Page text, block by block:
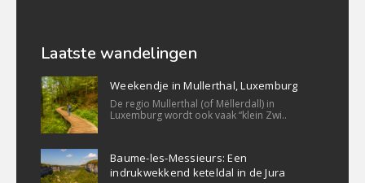
Laatste wandelingen
Weekendje in Mullerthal, Luxemburg
De regio Mullerthal (of Mëllerdall) in
Luxemburg wordt ook vaak “klein Zwi..
Baume-les-Messieurs: Een
indrukwekkend keteldal in de Jura